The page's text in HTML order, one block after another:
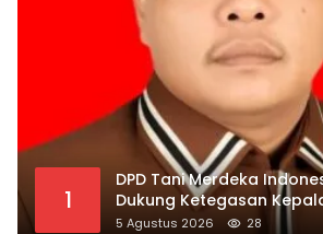
1
DPD Tani Merdeka
Dukung Ketegasan
Kepala SPPG
5 Agustus 2026 28